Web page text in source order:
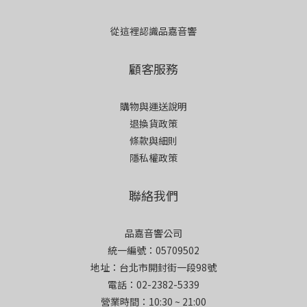
從這裡認識品嘉音響
顧客服務
購物與運送說明
退換貨政策
條款與細則
隱私權政策
聯絡我們
品嘉音響公司
統一編號：05709502
地址：台北市開封街一段98號
電話：02-2382-5339
營業時間：10:30 ~ 21:00